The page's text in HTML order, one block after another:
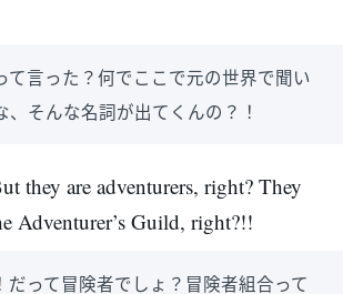
て言った？何でここで元の世界で聞い
、そんな名詞が出てくんの？！
they are adventurers, right? They
Adventurer’s Guild, right?!!
だって冒険者でしょ？冒険者組合って